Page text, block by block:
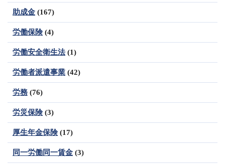
助成金 (167)
労働保険(4)
労働安全衛生法(1)
労働者派遣事業 (42)
労務 (76)
労災保険(3)
厚生年金保険(17)
同一労働同一賃金 (3)